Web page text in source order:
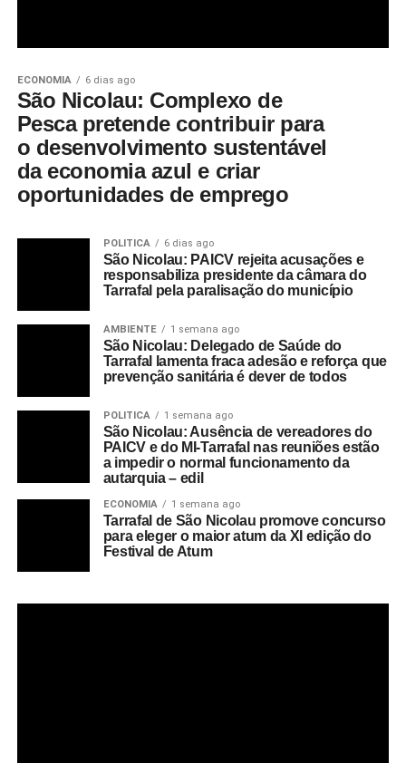
ECONOMIA 6 dias ago
São Nicolau: Complexo de
Pesca pretende contribuir para
o desenvolvimento sustentável
da economia azul e criar
oportunidades de emprego
POLITICA 6 dias ago
São Nicolau: PAICV rejeita acusações e
responsabiliza presidente da câmara do
Tarrafal pela paralisação do município
AMBIENTE 1 semana ago
São Nicolau: Delegado de Saúde do
Tarrafal lamenta fraca adesão e reforça que
prevenção sanitária é dever de todos
POLITICA 1 semana ago
São Nicolau: Ausência de vereadores do
PAICV e do MI-Tarrafal nas reuniões estão
a impedir o normal funcionamento da
autarquia – edil
ECONOMIA 1 semana ago
Tarrafal de São Nicolau promove concurso
para eleger o maior atum da XI edição do
Festival de Atum